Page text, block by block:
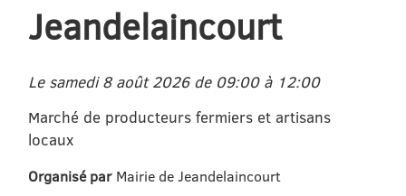
Jeandelaincourt
Le samedi 8 août 2026 de 09:00 à 12:00
Marché de producteurs fermiers et artisans
locaux
Organisé par Mairie de Jeandelaincourt